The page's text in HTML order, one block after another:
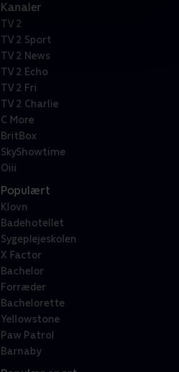
Kanaler
TV 2
TV 2 Sport
TV 2 News
TV 2 Echo
TV 2 Fri
TV 2 Charlie
C More
BritBox
SkyShowtime
Oiii
Populært
Klovn
Badehotellet
Sygeplejeskolen
X Factor
Bachelor
Forræder
Bachelorette
Yellowstone
Paw Patrol
Barnaby